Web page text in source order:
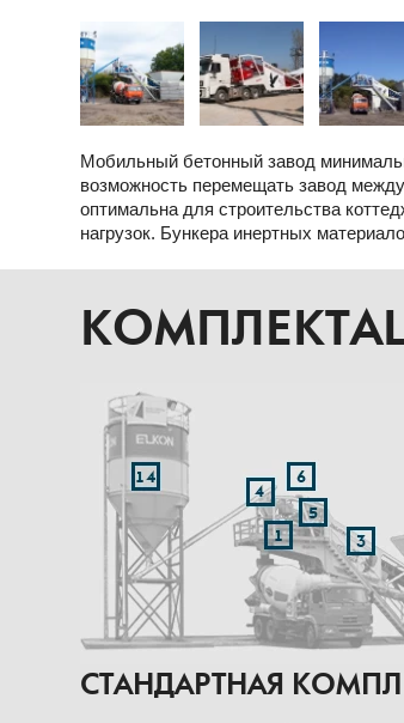
Мобильный бетонный завод
возможность перемещать завод
оптимальна для строительства
нагрузок. Бункера инертных
СТАНДАРТНАЯ